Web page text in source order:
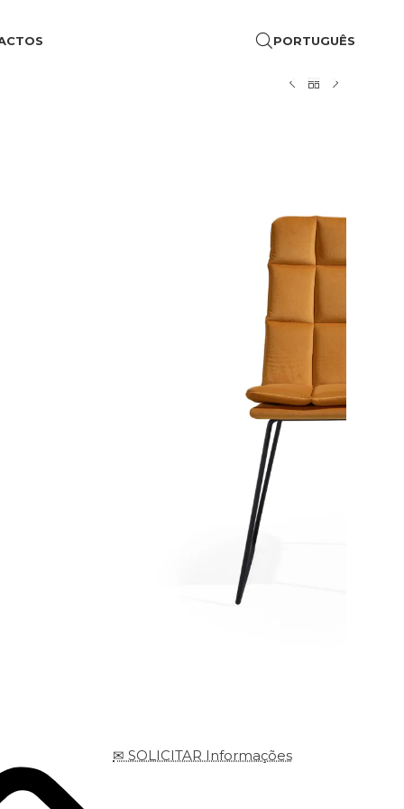
PORTUGUÊS
✉ SOLICITAR Informações